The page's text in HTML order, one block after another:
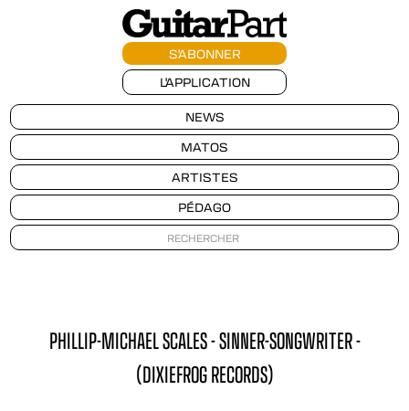
S'ABONNER
L'APPLICATION
NEWS
MATOS
ARTISTES
PÉDAGO
PHILLIP-MICHAEL SCALES - SINNER-SONGWRITER -
(DIXIEFROG RECORDS)